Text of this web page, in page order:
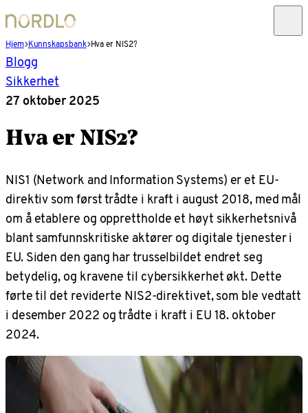
Hjem Kunnskapsbank Hva er NIS2?
Blogg
Sikkerhet
27 oktober 2025
Hva er NIS2?
NIS1 (Network and Information Systems) er et EU-
direktiv som først trådte i kraft i august 2018, med mål
om å etablere og opprettholde et høyt sikkerhetsnivå
blant samfunnskritiske aktører og digitale tjenester i
EU. Siden den gang har trusselbildet endret seg
betydelig, og kravene til cybersikkerhet økt. Dette
førte til det reviderte NIS2-direktivet, som ble vedtatt
i desember 2022 og trådte i kraft i EU 18. oktober
2024.